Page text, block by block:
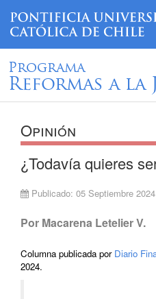
Programa
Reformas a la
Opinión
¿Todavía quieres
Publicado: 05 Septiembre 2024
Por Macarena Letelier V.
Columna publicada por Diario
2024.